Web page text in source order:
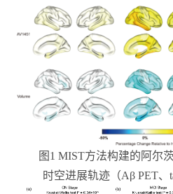
图 1 MIST方法构建的阿尔
时空进展轨迹（Aβ PET、